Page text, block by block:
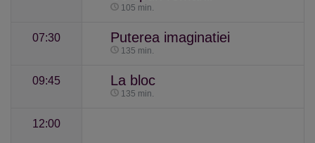
105 min.
07:30 Puterea imaginatiei
135 min.
09:45 La bloc
135 min.
12:00